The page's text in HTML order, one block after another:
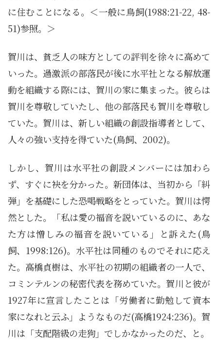
に住むことになる。＜一般に鳥飼(1988:21-22, 48-
51)参照。＞
賀川は、貧乏人の味方としての評判を徐々に高めて
いった。過激派の部落民が後に水平社となる解放運
動を組織する際には、賀川の家に集まった。彼らは
賀川を尊敬していたし、他の部落民も賀川を尊敬し
ていた。賀川は、新しい組織の創設指導者として、
人々の強い支持を得ていた(鳥飼、2002)。
しかし、賀川は水平社の創設メンバーには加わら
ず、すぐに袂を分かった。新団体は、当初から「糾
弾」を基礎にした恐喝戦略をとっていた。賀川は愕
然とした。「私は愛の福音を説いているのに、あな
た方は憎しみの福音を説いている」と訴えた(鳥
飼、1998:126)。水平社は同種のものでそれに応え
た。高橋貞樹は、水平社の初期の組織者の一人で、
コミンテルンの秘密代表を務めていた。賀川と彼が
1927年に宣言したことは「労働者に勤勉して資本
家になれと云ふ」ようなものだ(高橋1924:236)。賀
川は「支配階級の走狗」でしかなかったのだ、と。